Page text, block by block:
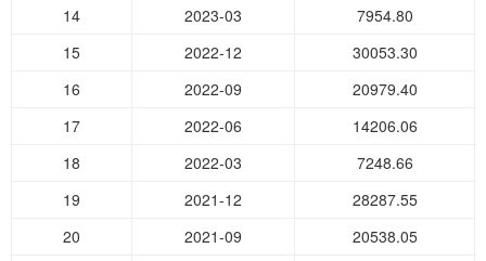
14
2023-03
7954.80
15
2022-12
30053.30
16
2022-09
20979.40
17
2022-06
14206.06
18
2022-03
7248.66
19
2021-12
28287.55
20
2021-09
20538.05